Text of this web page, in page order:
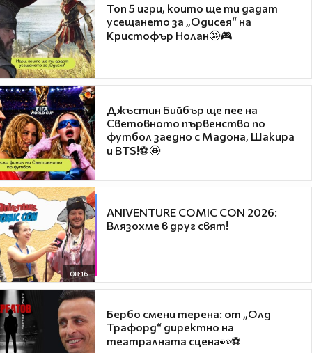
Топ 5 игри, които ще ти дадат
усещането за „Одисея“ на
Кристофър Нолан🤩🎮
Джъстин Бийбър ще пее на
Световното първенство по
футбол заедно с Мадона, Шакира
и BTS!⚽🤩
08:16
ANIVENTURE COMIC CON 2026:
Влязохме в друг свят!
Бербо смени терена: от „Олд
Трафорд“ директно на
театралната сцена👀⚽